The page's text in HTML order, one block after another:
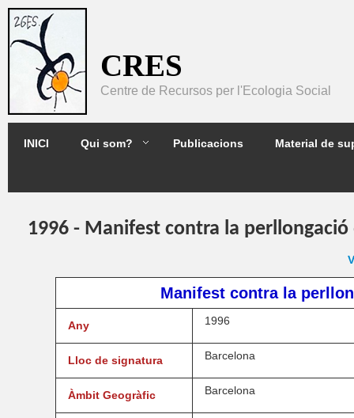
Pasar al contenido principal
CRES
Centre de Recursos per l'Ecologia Social
INICI Qui som? Publicacions Material de
1996 - Manifest contra la
Manifest contra la
Any 1996
Lloc de signatura Barcelona
Àmbit Geogràfic Barcelona